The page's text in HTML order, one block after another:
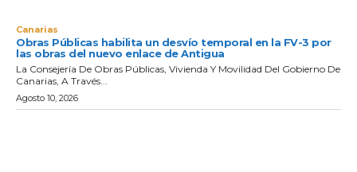
Canarias
Obras Públicas habilita un desvío temporal en la FV-3 por
las obras del nuevo enlace de Antigua
La Consejería De Obras Públicas, Vivienda Y Movilidad Del Gobierno De
Canarias, A Través...
Agosto 10, 2026